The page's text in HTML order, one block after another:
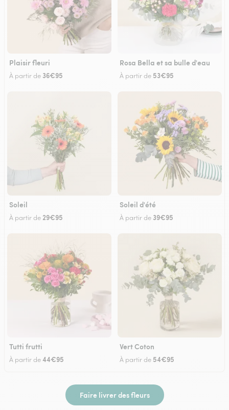
Plaisir fleuri
À partir de 36€95
Rosa Bella et sa bulle d'eau
À partir de 53€95
Soleil
À partir de29€95
Soleil d'été
À partir de 39€95
Tutti frutti
À partir de44€95
Vert Coton
À partir de 54€95
Faire livrer des fleurs